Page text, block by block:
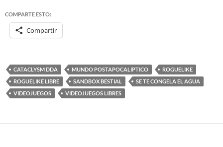
COMPARTE ESTO:
Compartir
CATACLYSM DDA MUNDO POSTAPOCALIPTICO
ROGUELIKE
ROGUELIKE LIBRE
SANDBOX BESTIAL
SE TE CONGELA EL AGUA
VIDEOJUEGOS
VIDEOJUEGOS LIBRES